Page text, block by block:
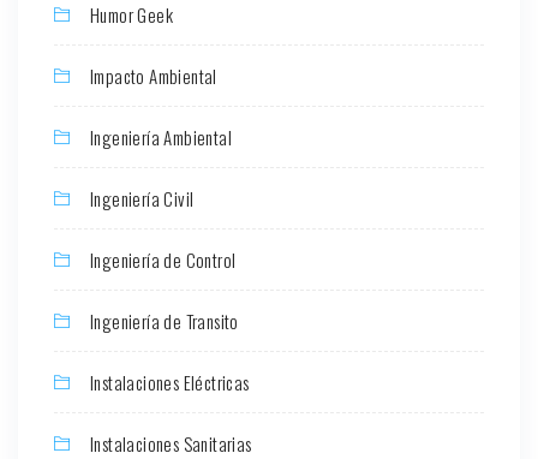
Humor Geek
Impacto Ambiental
Ingeniería Ambiental
Ingeniería Civil
Ingeniería de Control
Ingeniería de Transito
Instalaciones Eléctricas
Instalaciones Sanitarias